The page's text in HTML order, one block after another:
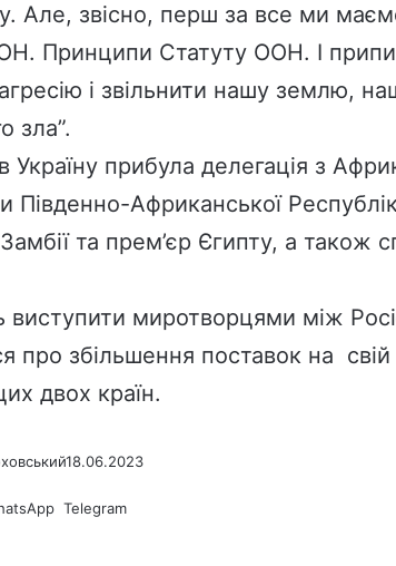
Але, звісно, перш за все ми
Принципи Статуту ООН. І
і звільнити нашу землю,
зла”.
Україну прибула делегація з
Південно-Африканської
та прем’єр Єгипту, а також
виступити миротворцями між
про збільшення поставок на свій
двох країн.
18.06.2023
Telegram